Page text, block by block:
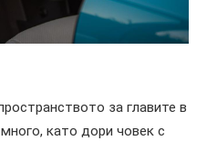
за главите в
като дори човек с